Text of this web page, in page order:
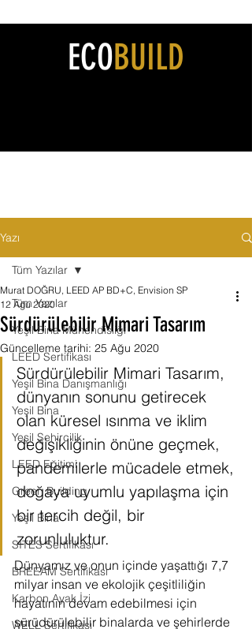
ECOBUILD
Yazı
Tüm Yazılar
Yeşil Bina Mühendisliği
LEED Sertifikası
Yeşil Bina Danışmanlığı
Yeşil Bina
Yeşil Şehircilik
LEED Eğitimi
Green Building
Yeşil Bina
SITES Sertifikası
BREEAM Sertifikası
Karbon Ayak İzi
WELL Sertifikası
Tüm Yazılar
Sürdürülebilir Mimari Tasarım
Murat DOĞRU, LEED AP BD+C, Envision SP
12 Ağu 2020
Güncelleme tarihi: 25 Ağu 2020
Sürdürülebilir Mimari Tasarım,
dünyanın sonunu getirecek
olan küresel ısınma ve iklim
değişikliğinin önüne geçmek,
pandemilerle mücadele etmek,
doğaya uyumlu yapılaşma için
bir tercih değil, bir
zorunluluktur.
Dünyamız ve onun içinde yaşattığı 7,7
milyar insan ve ekolojik çeşitliliğin
hayatının devam edebilmesi için
sürüdürülebilir binalarda ve şehirlerde